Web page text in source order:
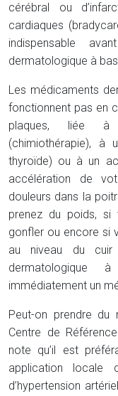
cérébral ou
cardiaques
indispensable
dermatologique à
Les médicaments
fonctionnent pas en
plaques, liée à
(chimiothérapie), à
thyroïde) ou à un
accélération de
douleurs dans la
prenez du poids,
gonfler ou encore si
au niveau du cuir
dermatologique
immédiatement un
Peut-on prendre du
Centre de
note qu’il est
application locale
d’hypertension